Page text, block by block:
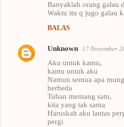
Banyaklah orang galau
Waktu itu q jugo galau
BALAS
Unknown 17 November
Aku untuk kamu,
kamu untuk aku
Namun semua apa
berbeda
Tuhan memang satu,
kita yang tak sama
Haruskah aku lantas
pergi